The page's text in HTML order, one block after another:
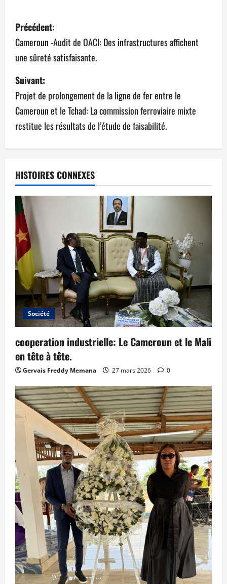
Précédent:
Cameroun -Audit de OACI: Des infrastructures affichent
une sûreté satisfaisante.
Suivant:
Projet de prolongement de la ligne de fer entre le
Cameroun et le Tchad: La commission ferroviaire mixte
restitue les résultats de l’étude de faisabilité.
HISTOIRES CONNEXES
Société
cooperation industrielle: Le Cameroun et le Mali
en tête à tête.
Gervais Freddy Memana 27 mars 2026 0